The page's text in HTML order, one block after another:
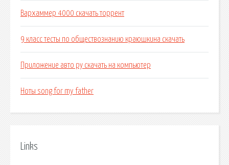
Вархаммер 4000 скачать торрент
9 класс тесты по обществознанию краюшкина скачать
Приложение авто ру скачать на компьютер
Ноты song for my father
Links